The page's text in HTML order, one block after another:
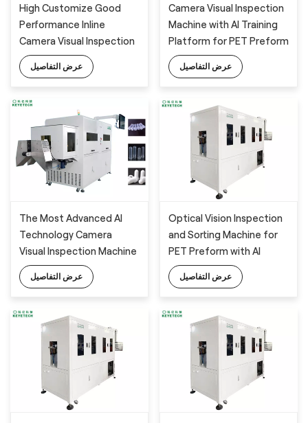
High Customize Good
Performance Inline
Camera Visual Inspection
System with AI Training
Platform for PET Preform
عرض التفاصيل
Camera Visual Inspection
Machine with AI Training
Platform for PET Preform
عرض التفاصيل
The Most Advanced AI
Technology Camera
Visual Inspection Machine
for PET Preform Defects
Monitoring
عرض التفاصيل
Optical Vision Inspection
and Sorting Machine for
PET Preform with AI
Technology
عرض التفاصيل